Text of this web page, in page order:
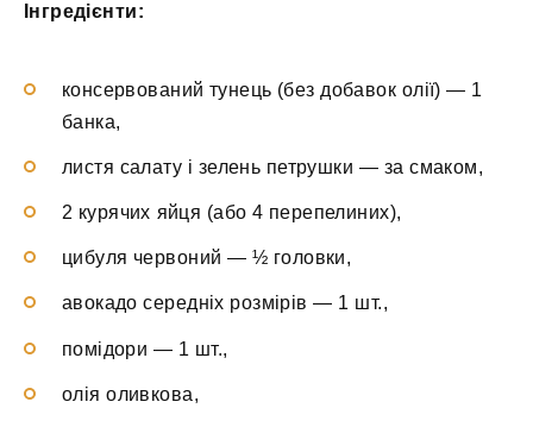
Інгредієнти:
консервований тунець (без добавок олії) — 1
банка,
листя салату і зелень петрушки — за смаком,
2 курячих яйця (або 4 перепелиних),
цибуля червоний — ½ головки,
авокадо середніх розмірів — 1 шт.,
помідори — 1 шт.,
олія оливкова,